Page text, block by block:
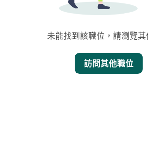
未能找到該職位，請瀏覽
訪問其他職位